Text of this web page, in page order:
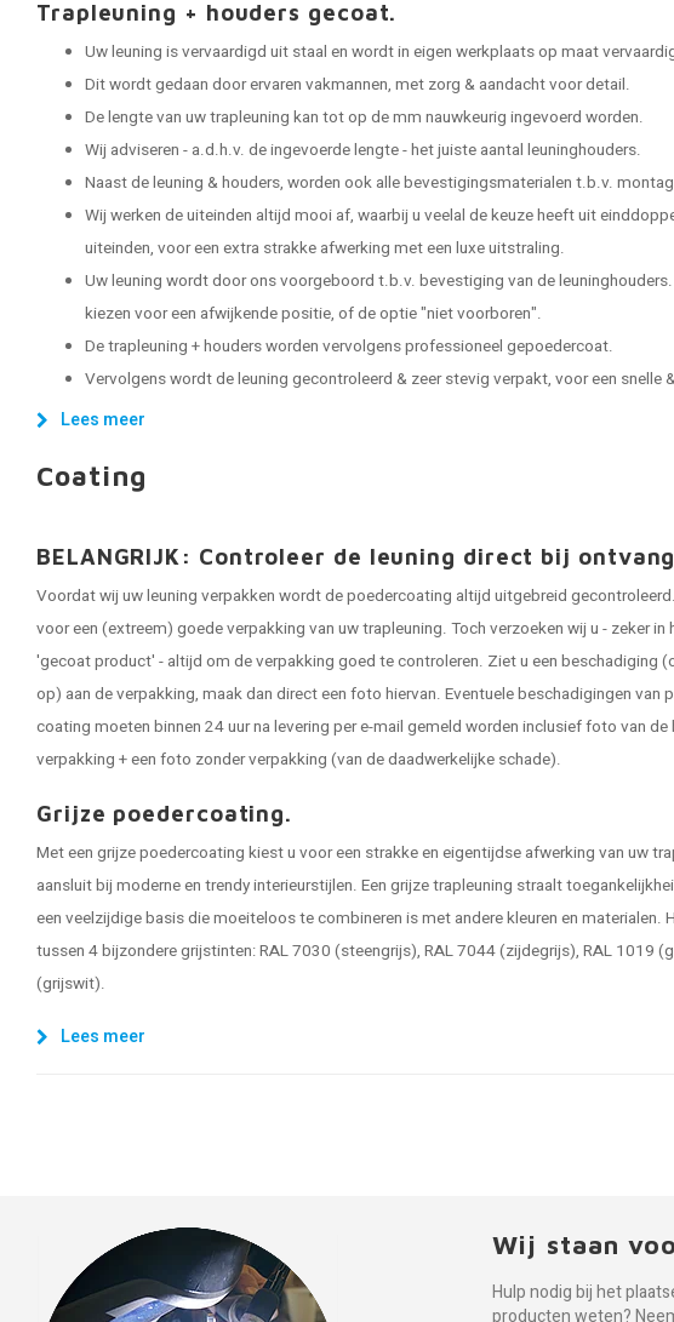
Trapleuning + houders gecoat.
Uw leuning is vervaardigd uit staal en wordt in eigen werkplaats op maat
Dit wordt gedaan door ervaren vakmannen, met zorg & aandacht voor detail.
De lengte van uw trapleuning kan tot op de mm nauwkeurig ingevoerd worden.
Wij adviseren - a.d.h.v. de ingevoerde lengte - het juiste aantal leuninghouders.
Naast de leuning & houders, worden ook alle bevestigingsmaterialen t.b.v.
Wij werken de uiteinden altijd mooi af, waarbij u veelal de keuze heeft uit
uiteinden, voor een extra strakke afwerking met een luxe uitstraling.
Uw leuning wordt door ons voorgeboord t.b.v. bevestiging van de
kiezen voor een afwijkende positie, of de optie "niet voorboren".
De trapleuning + houders worden vervolgens professioneel gepoedercoat.
Vervolgens wordt de leuning gecontroleerd & zeer stevig verpakt, voor een snelle
Lees meer
Coating
BELANGRIJK: Controleer de leuning direct bij
Voordat wij uw leuning verpakken wordt de poedercoating altijd uitgebreid
voor een (extreem) goede verpakking van uw trapleuning. Toch verzoeken wij u - zeker in
'gecoat product' - altijd om de verpakking goed te controleren. Ziet u een beschadiging
op) aan de verpakking, maak dan direct een foto hiervan. Eventuele beschadigingen van
coating moeten binnen 24 uur na levering per e-mail gemeld worden inclusief foto van
verpakking + een foto zonder verpakking (van de daadwerkelijke schade).
Grijze poedercoating.
Met een grijze poedercoating kiest u voor een strakke en eigentijdse afwerking van uw
aansluit bij moderne en trendy interieurstijlen. Een grijze trapleuning straalt
een veelzijdige basis die moeiteloos te combineren is met andere kleuren en materialen.
tussen 4 bijzondere grijstinten: RAL 7030 (steengrijs), RAL 7044 (zijdegrijs), RAL 1019
(grijswit).
Lees meer
Wij staan
Hulp nodig bij het
producten weten?